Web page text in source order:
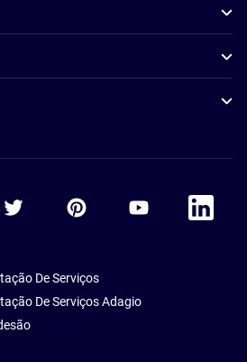
Accor Youtube
Accor
De Serviços
De Serviços Adagio